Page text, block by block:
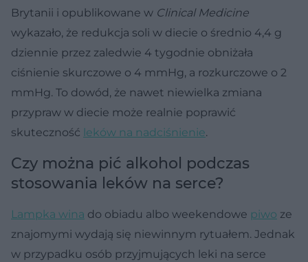
Brytanii i opublikowane w Clinical Medicine
wykazało, że redukcja soli w diecie o średnio 4,4 g
dziennie przez zaledwie 4 tygodnie obniżała
ciśnienie skurczowe o 4 mmHg, a rozkurczowe o 2
mmHg. To dowód, że nawet niewielka zmiana
przypraw w diecie może realnie poprawić
skuteczność leków na nadciśnienie.
Czy można pić alkohol podczas
stosowania leków na serce?
Lampka wina do obiadu albo weekendowe piwo ze
znajomymi wydają się niewinnym rytuałem. Jednak
w przypadku osób przyjmujących leki na serce